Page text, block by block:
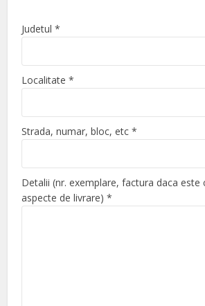
Judetul*
Localitate*
Strada, numar, bloc, etc*
Detalii (nr. exemplare, factura daca este
aspecte de livrare)*